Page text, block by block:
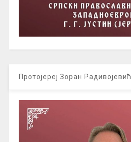
Протојереј Зоран Радивојевић